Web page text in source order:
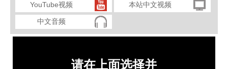
YouTube视频
本站中文视频
中文音频